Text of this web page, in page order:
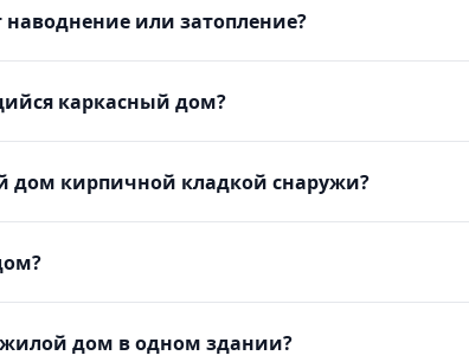
или затопление?
каркасный дом?
дом кирпичной кладкой снаружи?
дом в одном здании?